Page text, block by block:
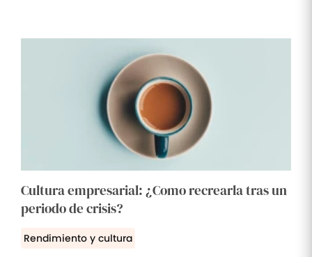
Cultura empresarial: ¿Como recrearla tras un
periodo de crisis?
Rendimiento y cultura